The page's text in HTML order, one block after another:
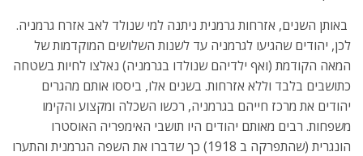
באותן השנים, אזרחות גרמנית ניתנה למי שנולד לאב אזרח גרמניה.
לכן, יהודים שהגיעו לגרמניה עד לשנות השלושים המוקדמות של
המאה הקודמת (ואף ילדיהם שנולדו בגרמניה) נאלצו לחיות בשטחה
כתושבים בלבד וללא אזרחות. בשנים אלו, ביססו אותם מהגרים
יהודים את מרכז חייהם בגרמניה, רכשו השכלה ומקצוע והקימו
משפחות. רבים מאותם יהודים היו תושבי האימפריה האוסטרו
הונגרית (שהתפרקה ב 1918) כך שדברו את השפה הגרמנית והתערו